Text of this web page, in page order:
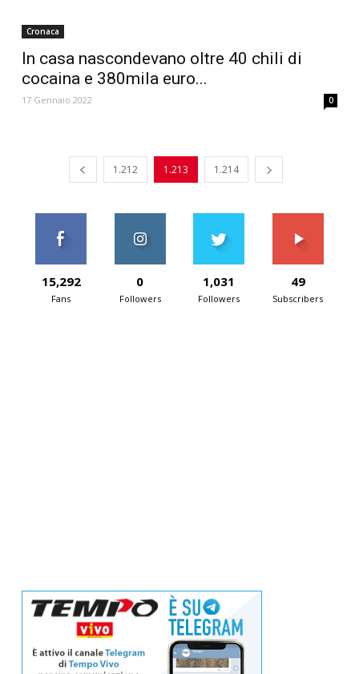
Cronaca
In casa nascondevano oltre 40 chili di
cocaina e 380mila euro...
17 Gennaio 2022 0
1.212 1.213 1.214
15,292
Fans
0
Followers
1,031
Followers
49
Subscribers